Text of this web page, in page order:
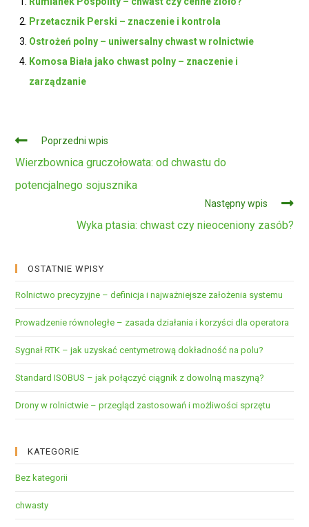
Przetacznik Perski – znaczenie i kontrola
Ostrożeń polny – uniwersalny chwast w rolnictwie
Komosa Biała jako chwast polny – znaczenie i
zarządzanie
Czytaj
dalej
Poprzedni wpis
Wierzbownica gruczołowata: od chwastu do
potencjalnego sojusznika
Następny wpis
Wyka ptasia: chwast czy nieoceniony zasób?
OSTATNIE WPISY
Rolnictwo precyzyjne – definicja i najważniejsze założenia systemu
Prowadzenie równoległe – zasada działania i korzyści dla operatora
Sygnał RTK – jak uzyskać centymetrową dokładność na polu?
Standard ISOBUS – jak połączyć ciągnik z dowolną maszyną?
Drony w rolnictwie – przegląd zastosowań i możliwości sprzętu
KATEGORIE
Bez kategorii
chwasty